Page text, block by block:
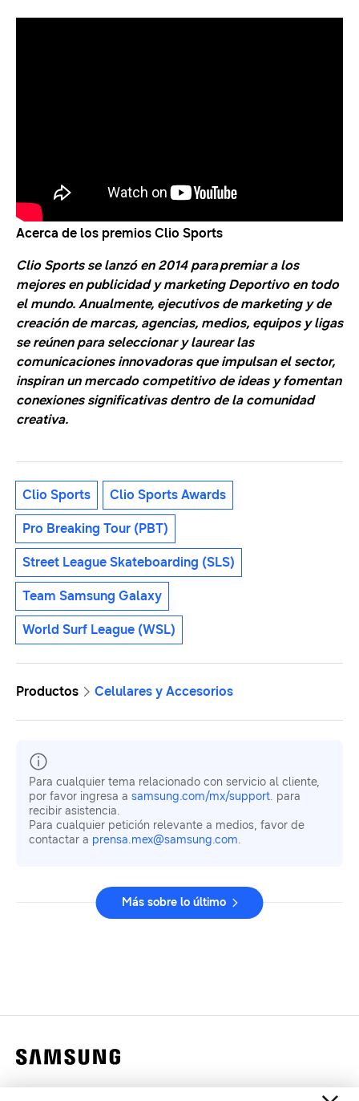
Acerca de los premios Clio Sports
Clio Sports se lanzó en 2014 para premiar a los
mejores en publicidad y marketing Deportivo en todo
el mundo. Anualmente, ejecutivos de marketing y de
creación de marcas, agencias, medios, equipos y ligas
se reúnen para seleccionar y laurear las
comunicaciones innovadoras que impulsan el sector,
inspiran un mercado competitivo de ideas y fomentan
conexiones significativas dentro de la comunidad
creativa.
Clio Sports Clio Sports Awards
Pro Breaking Tour (PBT)
Street League Skateboarding (SLS)
Team Samsung Galaxy
World Surf League (WSL)
Productos Celulares y Accesorios
Para cualquier tema relacionado con servicio al cliente,
por favor ingresa a samsung.com/mx/support. para
recibir asistencia.
Para cualquier petición relevante a medios, favor de
contactar a prensa.mex@samsung.com.
Más sobre lo último